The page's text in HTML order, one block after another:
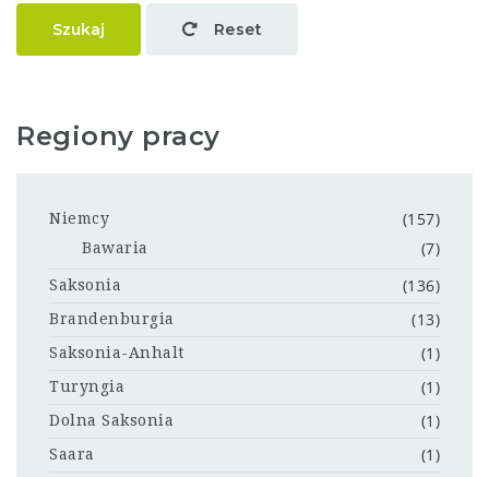
Szukaj Reset
Regiony pracy
Niemcy (157)
Bawaria (7)
Saksonia (136)
Brandenburgia (13)
Saksonia-Anhalt (1)
Turyngia (1)
Dolna Saksonia (1)
Saara (1)